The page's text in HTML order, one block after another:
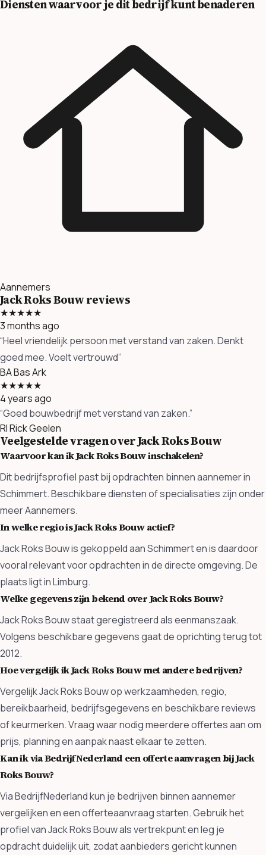
Diensten waarvoor je dit bedrijf kunt benaderen
Aannemers
Jack Roks Bouw reviews
★★★★★
3 months ago
“Heel vriendelijk persoon met verstand van zaken. Denkt
goed mee. Voelt vertrouwd”
BABas Ark
★★★★★
4 years ago
“Goed bouwbedrijf met verstand van zaken.”
RIRick Geelen
Veelgestelde vragen over Jack Roks Bouw
Waarvoor kan ik Jack Roks Bouw inschakelen?
Dit bedrijfsprofiel past bij opdrachten binnen aannemer in
Schimmert. Beschikbare diensten of specialisaties zijn onder
meer Aannemers.
In welke regio is Jack Roks Bouw actief?
Jack Roks Bouw is gekoppeld aan Schimmert en is daardoor
vooral relevant voor opdrachten in de directe omgeving. De
plaats ligt in Limburg.
Welke gegevens zijn bekend over Jack Roks Bouw?
Jack Roks Bouw staat geregistreerd als eenmanszaak.
Volgens beschikbare gegevens gaat de oprichting terug tot
2012.
Hoe vergelijk ik Jack Roks Bouw met andere bedrijven?
Vergelijk Jack Roks Bouw op werkzaamheden, regio,
bereikbaarheid, bedrijfsgegevens en beschikbare reviews
of keurmerken. Vraag waar nodig meerdere offertes aan om
prijs, planning en aanpak naast elkaar te zetten.
Kan ik via BedrijfNederland een offerte aanvragen bij Jack
Roks Bouw?
Via BedrijfNederland kun je bedrijven binnen aannemer
vergelijken en een offerteaanvraag starten. Gebruik het
profiel van Jack Roks Bouw als vertrekpunt en leg je
opdracht duidelijk uit, zodat aanbieders gericht kunnen